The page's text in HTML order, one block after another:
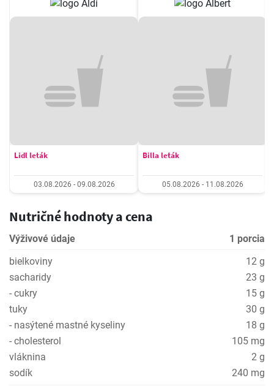
Lidl leták
03.08.2026 - 09.08.2026
Billa leták
05.08.2026 - 11.08.2026
Nutričné hodnoty a cena
Výživové údaje
1 porcia
bielkoviny
12 g
sacharidy
23 g
- cukry
15 g
tuky
30 g
- nasýtené mastné kyseliny
18 g
- cholesterol
105 mg
vláknina
2 g
sodík
240 mg